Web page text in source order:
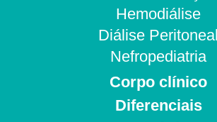
Hemodiálise
Diálise Peritoneal
Nefropediatria
Corpo clínico
Diferenciais